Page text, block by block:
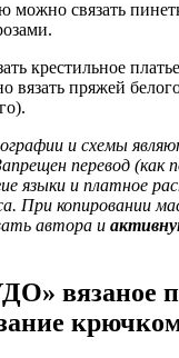
можно связать
крестильное
вязать пряжей
и схемы
перевод (как
языки и платное
При копировании
автора и
вязаное